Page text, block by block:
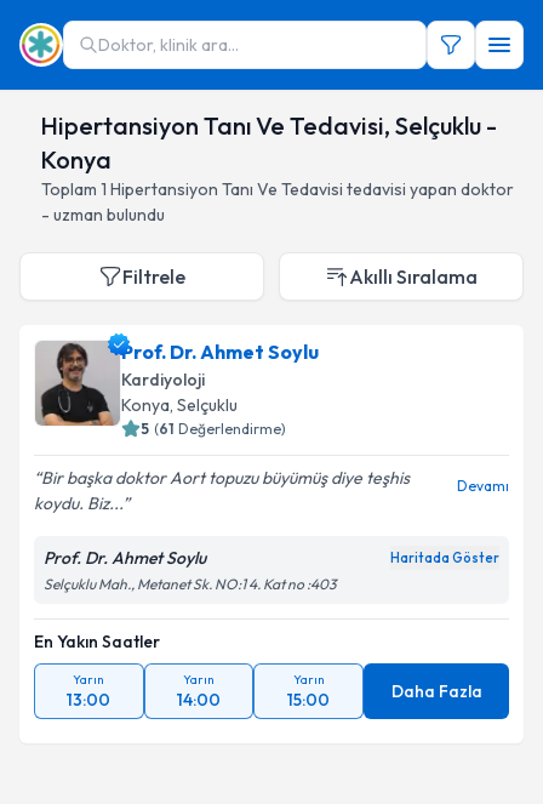
Doktor, klinik ara...
Hipertansiyon Tanı Ve Tedavisi, Selçuklu -
Konya
Toplam 1 Hipertansiyon Tanı Ve Tedavisi tedavisi yapan doktor
- uzman bulundu
Filtrele Akıllı Sıralama
Prof. Dr. Ahmet Soylu
Kardiyoloji
Konya, Selçuklu
5 (61 Değerlendirme)
Bir başka doktor Aort topuzu büyümüş diye teşhis
koydu. Biz...
Devamı
Prof. Dr. Ahmet Soylu Haritada Göster
Selçuklu Mah., Metanet Sk. NO:1 4. Kat no :403
En Yakın Saatler
Yarın
13:00
Yarın
14:00
Yarın
15:00 Daha Fazla